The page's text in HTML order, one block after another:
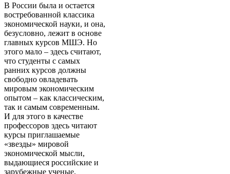
В России была и остается
востребованной классика
экономической науки, и она,
безусловно, лежит в основе
главных курсов МШЭ. Но
этого мало – здесь считают,
что студенты с самых
ранних курсов должны
свободно овладевать
мировым экономическим
опытом – как классическим,
так и самым современным.
И для этого в качестве
профессоров здесь читают
курсы приглашаемые
«звезды» мировой
экономической мысли,
выдающиеся российские и
зарубежные ученые.